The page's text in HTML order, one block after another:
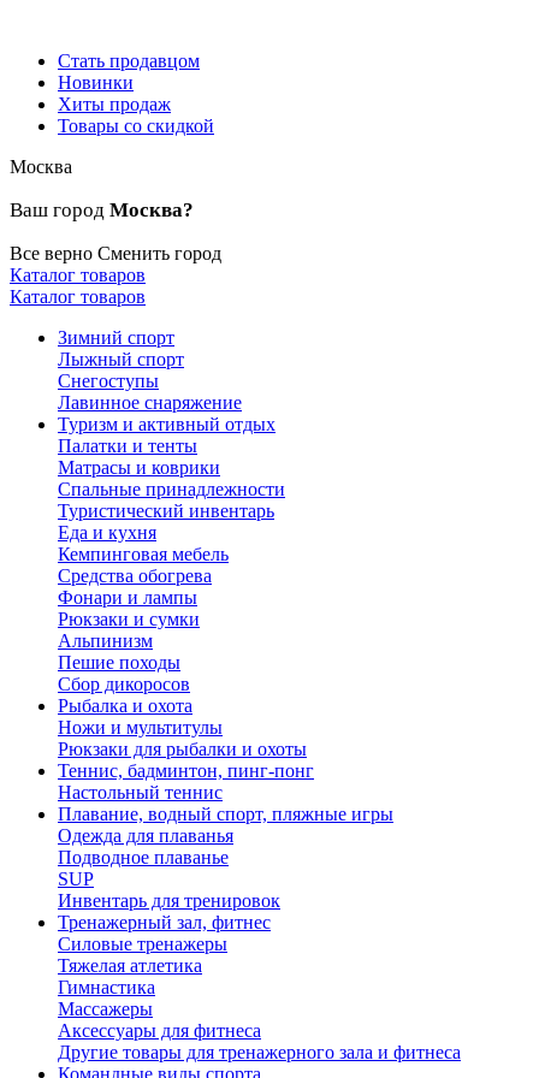
Стать продавцом
Новинки
Хиты продаж
Товары со скидкой
Москва
Ваш город Москва?
Все верно Сменить город
Каталог товаров
Каталог товаров
Зимний спорт
Лыжный спорт
Снегоступы
Лавинное снаряжение
Туризм и активный отдых
Палатки и тенты
Матрасы и коврики
Спальные принадлежности
Туристический инвентарь
Еда и кухня
Кемпинговая мебель
Средства обогрева
Фонари и лампы
Рюкзаки и сумки
Альпинизм
Пешие походы
Сбор дикоросов
Рыбалка и охота
Ножи и мультитулы
Рюкзаки для рыбалки и охоты
Теннис, бадминтон, пинг-понг
Настольный теннис
Плавание, водный спорт, пляжные игры
Одежда для плаванья
Подводное плаванье
SUP
Инвентарь для тренировок
Тренажерный зал, фитнес
Силовые тренажеры
Тяжелая атлетика
Гимнастика
Массажеры
Аксессуары для фитнеса
Другие товары для тренажерного зала и фитнеса
Командные виды спорта